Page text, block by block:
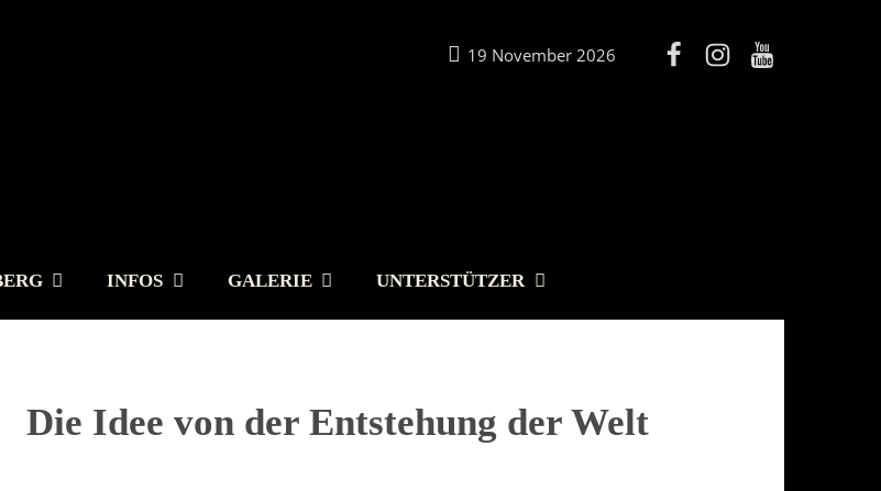
19 November 2026
INFOS GALERIE UNTERSTÜTZER
Die Idee von der Entstehung der Welt